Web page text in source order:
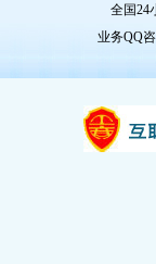
全国24
业务QQ